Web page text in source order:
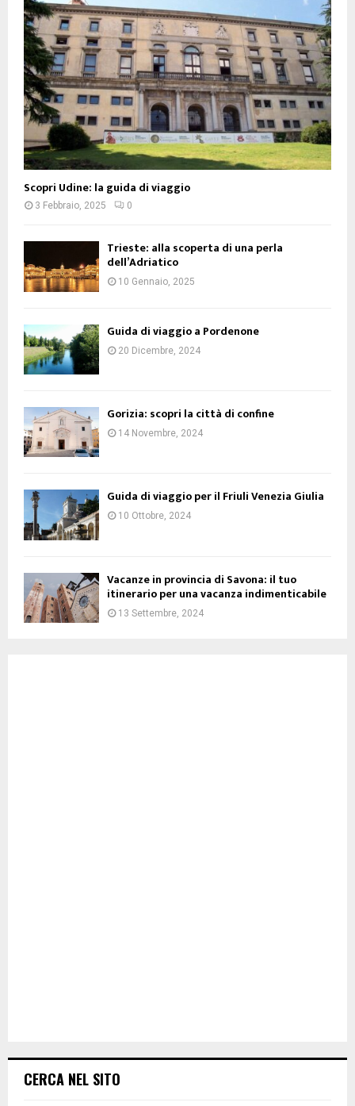
Scopri Udine: la guida di viaggio
3 Febbraio, 2025 0
Trieste: alla scoperta di una perla
dell’Adriatico
10 Gennaio, 2025
Guida di viaggio a Pordenone
20 Dicembre, 2024
Gorizia: scopri la città di confine
14 Novembre, 2024
Guida di viaggio per il Friuli Venezia Giulia
10 Ottobre, 2024
Vacanze in provincia di Savona: il tuo
itinerario per una vacanza indimenticabile
13 Settembre, 2024
CERCA NEL SITO